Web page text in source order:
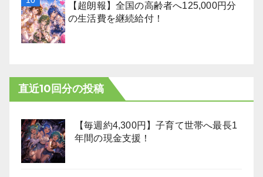
【超朗報】全国の高齢者へ125,000円分
の生活費を継続給付！
直近10回分の投稿
【毎週約4,300円】子育て世帯へ最長1
年間の現金支援！